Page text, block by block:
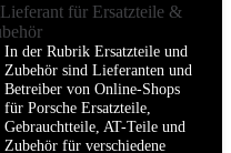
In der Rubrik Ersatzteile und
Zubehör sind Lieferanten und
Betreiber von Online-Shops
für Porsche Ersatzteile,
Gebrauchtteile, AT-Teile und
Zubehör für verschiedene